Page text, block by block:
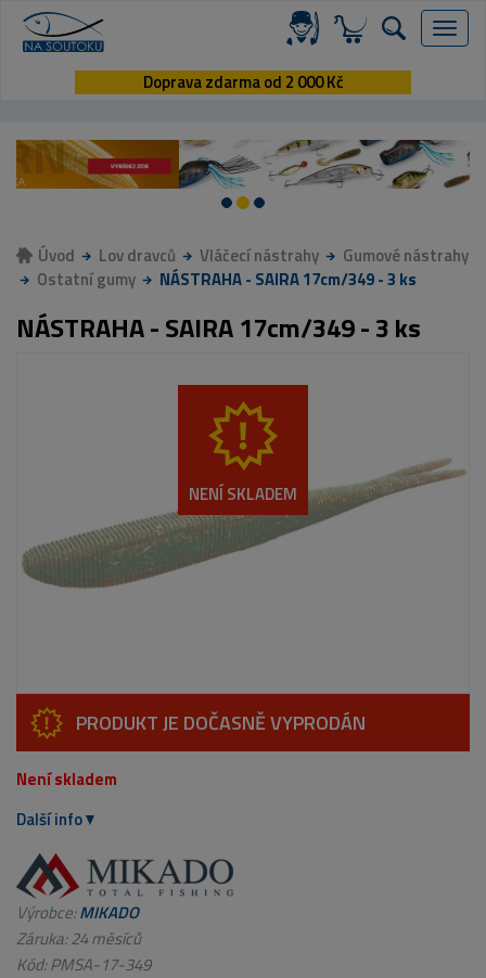
Menu
Doprava zdarma od 2 000 Kč
Úvod Lov dravců Vláčecí nástrahy
Gumové nástrahy
Ostatní gumy
NÁSTRAHA - SAIRA 17cm/349 - 3 ks
NÁSTRAHA - SAIRA 17cm/349 - 3 ks
NENÍ SKLADEM
PRODUKT JE DOČASNĚ VYPRODÁN
Není skladem
Další info
Výrobce:MIKADO
Záruka: 24 měsíců
Kód:PMSA-17-349